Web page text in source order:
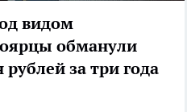
видом
обманули
за три года